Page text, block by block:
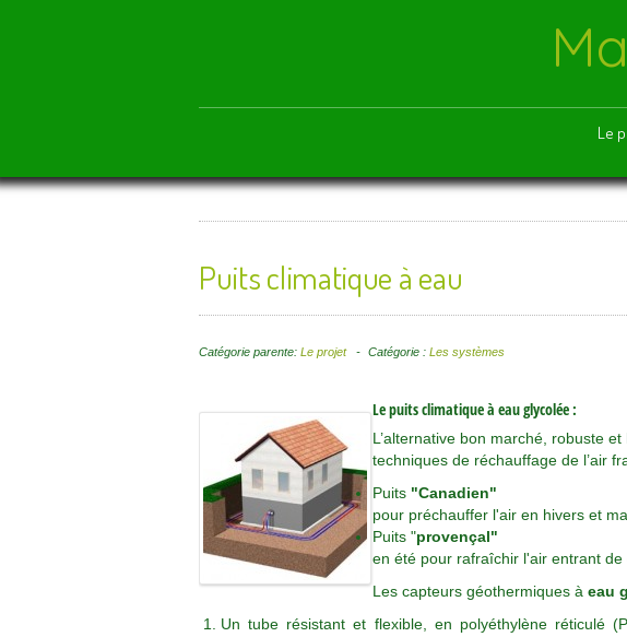
Le
Puits climatique à eau
Catégorie parente: Le projet Catégorie : Les systèmes
Le puits climatique à eau glycolée :
L’alternative bon marché, robuste
techniques de réchauffage de l’air
Puits "Canadien"
pour préchauffer l'air en hivers et
Puits "provençal"
en été pour rafraîchir l'air entrant de
Les capteurs géothermiques à eau
Un tube résistant et flexible, en polyéthylène réticulé